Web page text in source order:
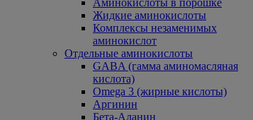
Аминокислоты в порошке
Жидкие аминокислоты
Комплексы незаменимых
аминокислот
Отдельные аминокислоты
GABA (гамма аминомасляная
кислота)
Omega 3 (жирные кислоты)
Аргинин
Бета-Аланин